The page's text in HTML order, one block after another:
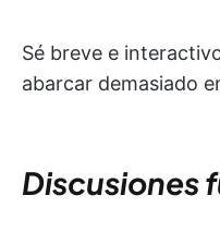
Sé breve e
abarcar demasiado
Discusiones